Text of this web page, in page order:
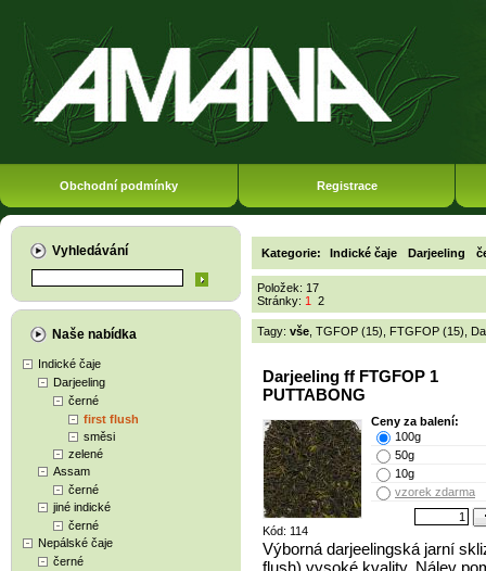
Obchodní podmínky Registrace
Vyhledávání
Naše nabídka
Indické čaje
Darjeeling
černé
first flush
směsi
zelené
Assam
černé
jiné indické
černé
Nepálské čaje
černé
Kategorie: Indické čaje Darjeeling
Položek: 17
Stránky: 1 2
Tagy: vše TGFOP (15) FTGFOP (15)
Darjeeling ff FTGFOP 1
PUTTABONG
Kód: 114
Ceny za balení:
100g
50g
10g
vzorek zdarma
Výborná darjeelingská jarní
flush) vysoké kvality. Nálev